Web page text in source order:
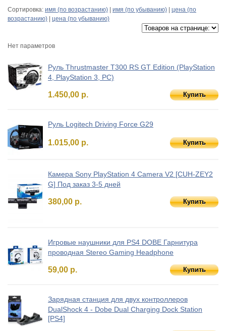
Сортировка: имя (по возрастанию) имя (по убыванию)
цена (по
возрастанию)
цена (по убыванию)
Нет параметров
Руль Thrustmaster T300 RS GT Edition (PlayStation
4, PlayStation 3, PC)
1.450,00 р. Купить
Руль Logitech Driving Force G29
1.015,00 р. Купить
Камера Sony PlayStation 4 Camera V2 [CUH-ZEY2
G] Под заказ 3-5 дней
380,00 р. Купить
Игровые наушники для PS4 DOBE Гарнитура
проводная Stereo Gaming Headphone
59,00 р. Купить
Зарядная станция для двух контроллеров
DualShock 4 - Dobe Dual Charging Dock Station
[PS4]